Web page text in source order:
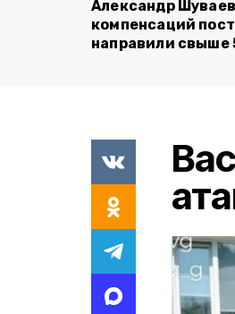
Александр
компенсаций
направили свыше